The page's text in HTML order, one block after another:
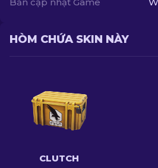
HÒM CHỨA SKIN NÀY
CLUTCH